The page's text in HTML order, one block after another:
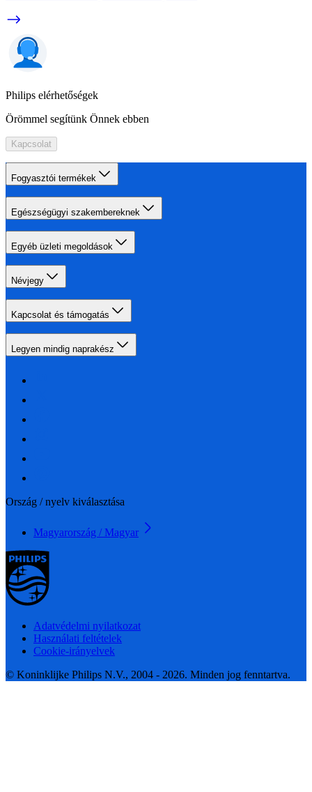
Philips elérhetőségek
Örömmel segítünk Önnek ebben
Kapcsolat
Fogyasztói termékek
Egészségügyi szakembereknek
Egyéb üzleti megoldások
Névjegy
Kapcsolat és támogatás
Legyen mindig naprakész
Ország / nyelv kiválasztása
Magyarország / Magyar
Adatvédelmi nyilatkozat
Használati feltételek
Cookie-irányelvek
© Koninklijke Philips N.V., 2004 - 2026. Minden jog fenntartva.